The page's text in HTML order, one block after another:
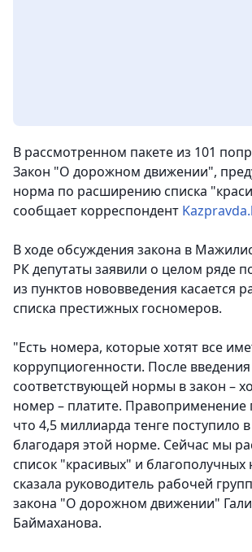
В рассмотренном пакете из 101
Закон "О дорожном движении",
норма по расширению списка
сообщает корреспондент
В ходе обсуждения закона в
РК депутаты заявили о целом ряде
из пунктов нововведения касается
списка престижных госномеров.
"Есть номера, которые хотят все
коррупциогенности. После введения
соответствующей нормы в закон –
номер – платите. Правоприменение
что 4,5 миллиарда тенге поступило
благодаря этой норме. Сейчас мы
список "красивых" и благополучных
сказала руководитель рабочей
закона "О дорожном движении"
Баймаханова.